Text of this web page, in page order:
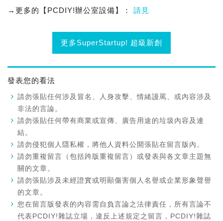
→更多的【PCDIY!辦公室設備】： 請見
更多SuperStartup! 超級新創
發表您的看法
請勿張貼任何涉及冒名、人身攻擊、情緒謾罵、或內容涉及
非法的言論。
請勿張貼任何帶有商業或宣傳、廣告用途的垃圾內容及連
結。
請勿侵犯個人隱私權，將他人資料公開張貼在留言版內。
請勿重複留言（包括跨版重複留言）或發表與各文章主題無
關的文章。
請勿張貼涉及未經證實或明顯傷害個人名譽或企業形象聲譽
的文章。
您在留言版發表的內容需自負言論之法律責任，所有言論不
代表PCDIY!雜誌立場，違反上述規定之留言，PCDIY!雜誌